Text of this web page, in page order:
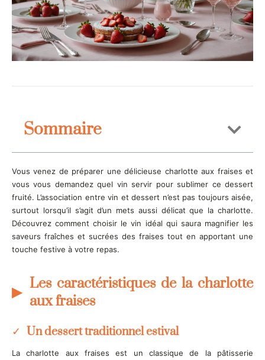
Sommaire
Vous venez de préparer une délicieuse charlotte aux fraises et
vous vous demandez quel vin servir pour sublimer ce dessert
fruité. L’association entre vin et dessert n’est pas toujours aisée,
surtout lorsqu’il s’agit d’un mets aussi délicat que la charlotte.
Découvrez comment choisir le vin idéal qui saura magnifier les
saveurs fraîches et sucrées des fraises tout en apportant une
touche festive à votre repas.
Les caractéristiques de la charlotte
aux fraises
Un dessert traditionnel estival
La charlotte aux fraises est un classique de la pâtisserie